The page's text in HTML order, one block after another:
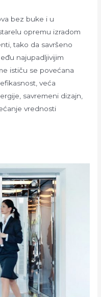
bez buke i u
opremu izradom
tako da savršeno
najupadljivijim
ističu se povećana
veća
savremeni dizajn,
vrednosti